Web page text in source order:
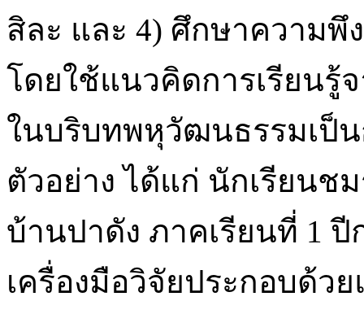
สิละ และ 4) ศึกษาความพึ
โดยใช้แนวคิดการเรียนรู้
ในบริบทพหุวัฒนธรรมเป็
ตัวอย่าง ได้แก่ นักเรียนช
บ้านปาดัง ภาคเรียนที่ 1 ปี
เครื่องมือวิจัยประกอบด้ว